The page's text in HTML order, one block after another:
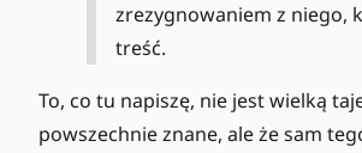
zrezygnowaniem z niego,
treść.
To, co tu napiszę, nie jest wielką
powszechnie znane, ale że sam